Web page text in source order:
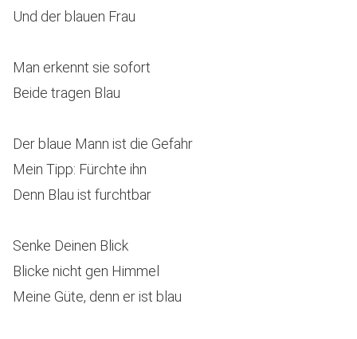
Und der blauen Frau
Man erkennt sie sofort
Beide tragen Blau
Der blaue Mann ist die Gefahr
Mein Tipp: Fürchte ihn
Denn Blau ist furchtbar
Senke Deinen Blick
Blicke nicht gen Himmel
Meine Güte, denn er ist blau